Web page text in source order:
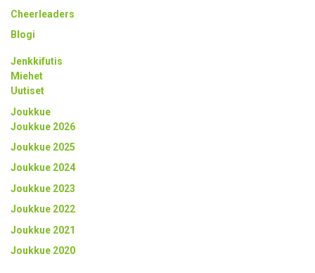
Cheerleaders
Blogi
Jenkkifutis
Miehet
Uutiset
Joukkue
Joukkue 2026
Joukkue 2025
Joukkue 2024
Joukkue 2023
Joukkue 2022
Joukkue 2021
Joukkue 2020